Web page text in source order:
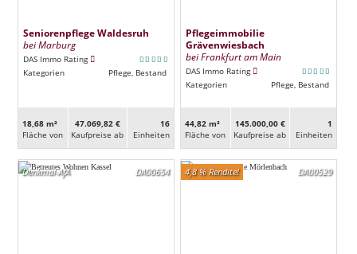
Seniorenpflege Waldesruh
bei Marburg
DAS Immo Rating
Kategorien
Pflege, Bestand
18,68 m²
Fläche von
47.069,82 €
Kaufpreise ab
16
Ein­heiten
Pflegeimmobilie
Grävenwiesbach
bei Frankfurt am Main
DAS Immo Rating
Kategorien
Pflege, Bestand
44,82 m²
Fläche von
145.000,00 €
Kaufpreise ab
1
Ein­heiten
DA00654
Denkmal-AfA DA00529
4,8 % Rendite!